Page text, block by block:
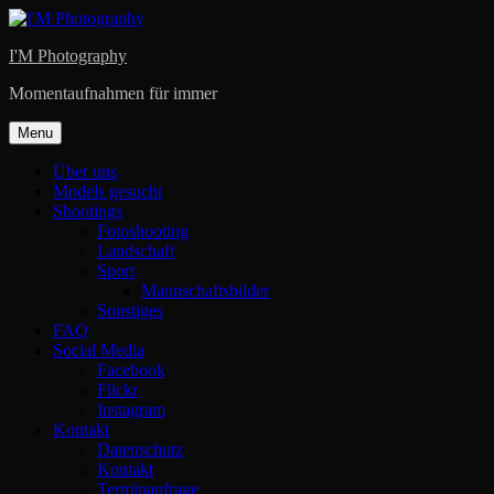
Skip
content
I'M Photography
Momentaufnahmen für immer
Menu
Über uns
Models gesucht
Shootings
Fotoshooting
Landschaft
Sport
Mannschaftsbilder
Sonstiges
FAQ
Social Media
Facebook
Flickr
Instagram
Kontakt
Datenschutz
Kontakt
Terminanfrage